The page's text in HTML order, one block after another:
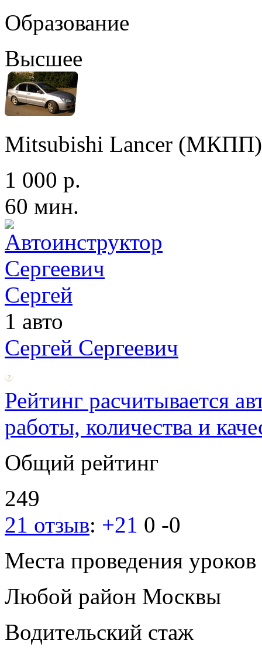
Образование
Высшее
Mitsubishi Lancer (МКПП)
1 000 р.
60 мин.
1 авто
Сергей Сергеевич
Рейтинг расчитывается
работы, количества и
Общий рейтинг
249
21 отзыв: +21 0 -0
Места проведения уроков
Любой район Москвы
Водительский стаж